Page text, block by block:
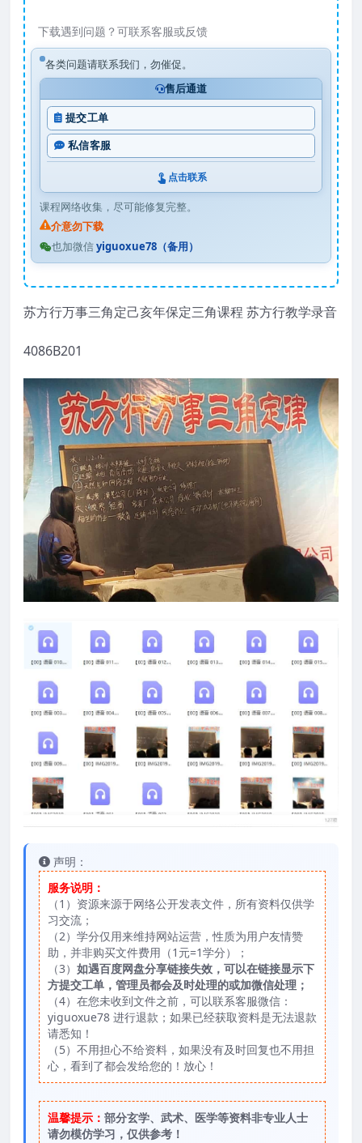
下载遇到问题？可联系客服或反馈
各类问题请联系我们，勿催促。
售后通道
提交工单
私信客服
点击联系
课程网络收集，尽可能修复完整。
介意勿下载
也加微信yiguoxue78（备用）
苏方行万事三角定己亥年保定三角课程 苏方行教学录音
4086B201
声明：
服务说明：
（1）资源来源于网络公开发表文件，所有资料仅供学
习交流；
（2）学分仅用来维持网站运营，性质为用户友情赞
助，并非购买文件费用（1元=1学分）；
（3） 如遇百度网盘分享链接失效，可以在链接显示下
方提交工单，管理员都会及时处理的或加微信处理；
（4）在您未收到文件之前，可以联系客服微信：
yiguoxue78 进行退款；如果已经获取资料是无法退款
请悉知！
（5）不用担心不给资料，如果没有及时回复也不用担
心，看到了都会发给您的！放心！
温馨提示： 部分玄学、武术、医学等资料非专业人士
请勿模仿学习，仅供参考！